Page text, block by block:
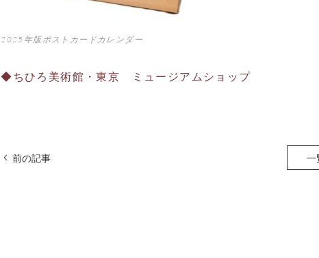
2025年版ポストカードカレンダー
◆ちひろ美術館・東京 ミュージアムショップ
前の記事 一